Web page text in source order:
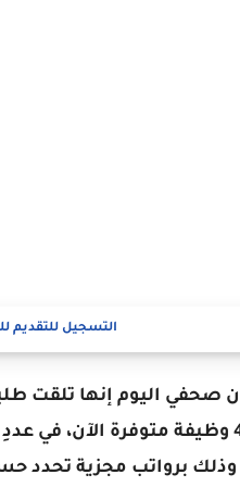
التسجيل للتقديم
محافظة لديها 4774 وظيفة
برواتب مجزية تحدد